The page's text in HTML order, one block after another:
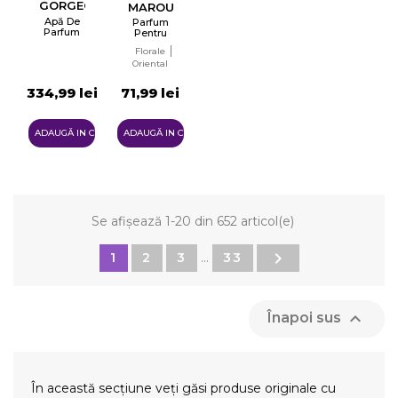
GORGEOUS
ORCHID
Apă De
Parfum
334,99 lei
ADAUGĂ IN COŞ
MAROUSSIA
Parfum
Pentru
Tester
EDP
Florale
Oriental
71,99 lei
ADAUGĂ IN COŞ
Se afișează 1-20 din 652 articol(e)
1 2 3 … 33 
Înapoi sus 
În această secțiune veți găsi produse originale cu